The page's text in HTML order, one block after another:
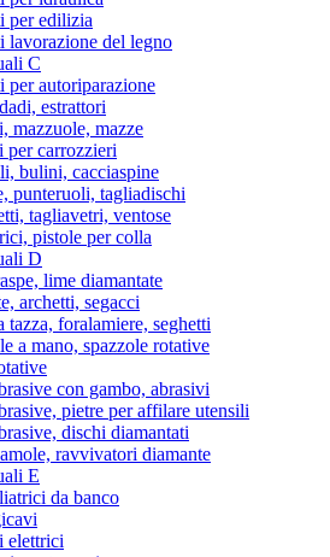
per edilizia
lavorazione del legno
C
per autoriparazione
estrattori
mazzuole, mazze
per carrozzieri
bulini, cacciaspine
punteruoli, tagliadischi
tagliavetri, ventose
pistole per colla
D
lime diamantate
archetti, segacci
tazza, foralamiere, seghetti
a mano, spazzole rotative
con gambo, abrasivi
pietre per affilare utensili
dischi diamantati
ravvivatori diamante
E
da banco
elettrici